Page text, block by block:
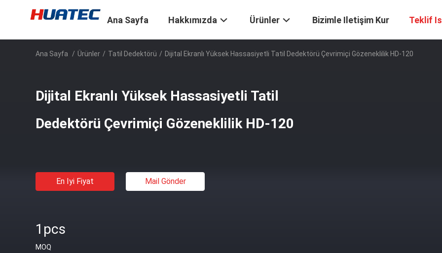
Ana Sayfa Hakkımızda Ürünler Bizimle Iletişim Kur Teklif
Ana Sayfa / Ürünler / Tatil Dedektörü / Dijital Ekranlı Yüksek Hassasiyetli Tatil Dedektörü Çevrimiçi Gözeneklilik HD-120
Dijital Ekranlı Yüksek Hassasiyetli Tatil
Dedektörü Çevrimiçi Gözeneklilik HD-120
En Iyi Fiyat Mail Gönder
1pcs
MOQ